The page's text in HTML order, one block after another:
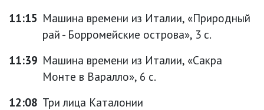
11:15 Машина времени из Италии, «Природный
рай - Борромейские острова», 3 с.
11:39 Машина времени из Италии, «Сакра
Монте в Варалло», 6 с.
12:08 Три лица Каталонии